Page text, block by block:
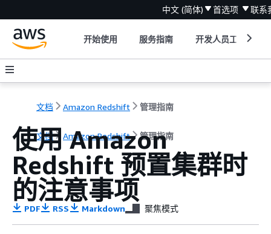
中文 (简体) 首选项 联系
开始使用 服务指南 开发人员工具
文档 Amazon Redshift 管理指南
文档 Amazon Redshift 管理指南
使用 Amazon
Redshift 预置集群时
的注意事项
PDF RSS Markdown 聚焦模式